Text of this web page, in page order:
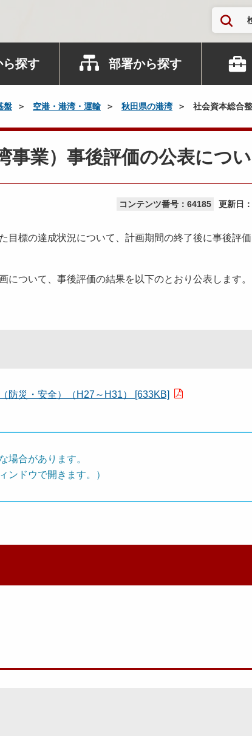
ら探す 部署から探す
盤 空港・港湾・運輸 秋田県の港湾 社会資本総合
事業）事後評価の公表につ
コンテンツ番号：64185 更新日：
標の達成状況について、計画期間の終了後に事後評
ついて、事後評価の結果を以下のとおり公表します。
防災・安全）（H27～H31） [633KB]
場合があります。
ンドウで開きます。）